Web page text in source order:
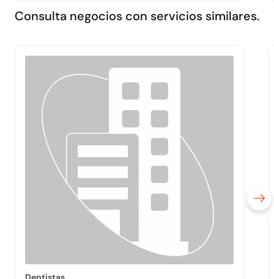
Consulta negocios con servicios similares.